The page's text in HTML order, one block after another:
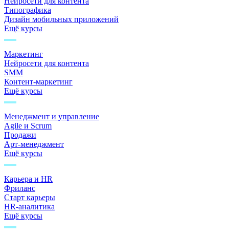
Типографика
Дизайн мобильных приложений
Ещё курсы
Маркетинг
Нейросети для контента
SMM
Контент-маркетинг
Ещё курсы
Менеджмент и управление
Agile и Scrum
Продажи
Арт-менеджмент
Ещё курсы
Карьера и HR
Фриланс
Старт карьеры
HR-аналитика
Ещё курсы